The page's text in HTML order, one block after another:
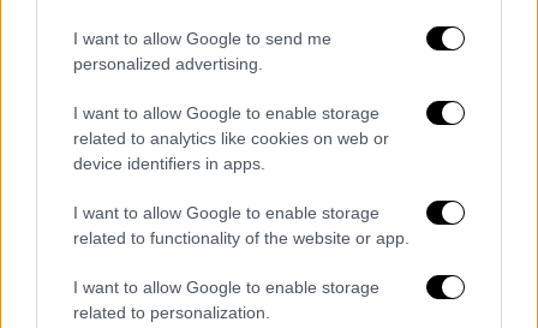
I want to allow Google to send me
personalized advertising.
I want to allow Google to enable storage
related to analytics like cookies on web or
device identifiers in apps.
I want to allow Google to enable storage
related to functionality of the website or app.
I want to allow Google to enable storage
related to personalization.
«Palau Municipal d'Esports»
προφανώς και
θα είναι γεμάτη στον αποψινό τελικό. Ο
στον ημιτελικό, όμως η πρόκριση «ζέστανε»
τους φίλους της ομάδας! Έτσι έχουν δοθεί
μάλιστα έχουν προγραμματιστεί απευθείας
πτήσεις τσάρτερ για την ισπανική πόλη, την
ώρα που υπολογίζεται να βρεθούν στην
Μπανταλόναπερίπου1500 φίλαθλοι